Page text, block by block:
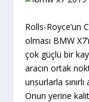
Rolls-Royce’un
olması BMW
çok güçlü bir
aracın ortak
unsurlarla
Onun yerine